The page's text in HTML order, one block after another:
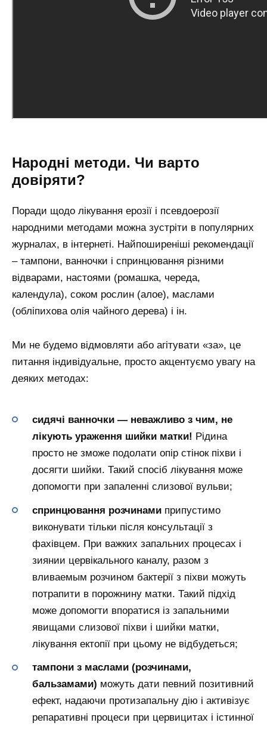
Народні методи. Чи варто
довіряти?
Поради щодо лікування ерозії і псевдоерозії
народними методами можна зустріти в популярних
журналах, в інтернеті. Найпоширеніші рекомендації
– тампони, ванночки і спринцювання різними
відварами, настоями (ромашка, череда,
календула), соком рослин (алое), маслами
(обліпихова олія чайного дерева) і ін.
Ми не будемо відмовляти або агітувати «за», це
питання індивідуальне, просто акцентуємо увагу на
деяких методах:
сидячі ванночки — неважливо з чим, не
лікують ураження шийки матки! Рідина
просто не зможе подолати опір стінок піхви і
досягти шийки. Такий спосіб лікування може
допомогти при запаленні слизової вульви;
спринцювання розчинами припустимо
виконувати тільки після консультації з
фахівцем. При важких запальних процесах і
зиянии цервікального каналу, разом з
вливаемым розчином бактерії з піхви можуть
потрапити в порожнину матки. Такий підхід
може допомогти впоратися із запальними
явищами слизової піхви і шийки матки,
лікування ектопії при цьому не відбудеться;
тампони з маслами (розчинами,
бальзамами) можуть дати певний позитивний
ефект, надаючи протизапальну дію і активізує
репаративні процеси при цервицитах і істинної